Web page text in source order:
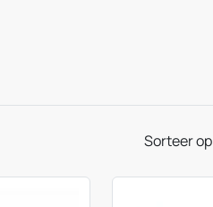
Sorteer op